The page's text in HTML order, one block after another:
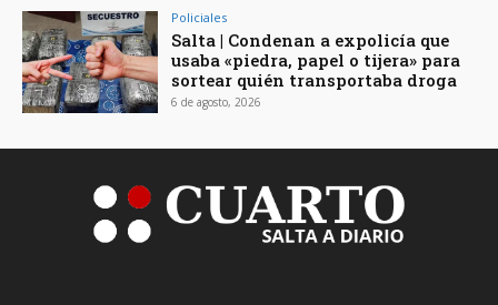
Policiales
Salta | Condenan a expolicía que
usaba «piedra, papel o tijera» para
sortear quién transportaba droga
6 de agosto, 2026